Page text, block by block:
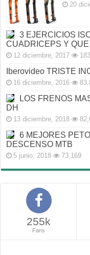
20
3 EJERCICIOS
CUADRICEPS Y
12 diciembre, 2017
Iberovideo TRISTE
16 diciembre, 2016
LOS FRENOS
DH
13 diciembre, 2018
6 MEJORES
DESCENSO MTB
5 junio, 2018 73,169
255k
Fans